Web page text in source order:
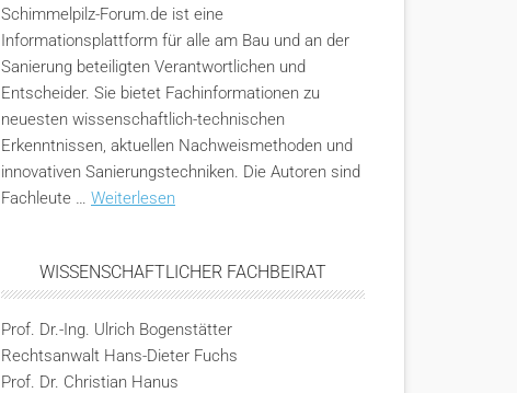
Schimmelpilz-Forum.de ist eine
Informationsplattform für alle am Bau und an der
Sanierung beteiligten Verantwortlichen und
Entscheider. Sie bietet Fachinformationen zu
neuesten wissenschaftlich-technischen
Erkenntnissen, aktuellen Nachweismethoden und
innovativen Sanierungstechniken. Die Autoren sind
Fachleute … Weiterlesen
WISSENSCHAFTLICHER FACHBEIRAT
Prof. Dr.-Ing. Ulrich Bogenstätter
Rechtsanwalt Hans-Dieter Fuchs
Prof. Dr. Christian Hanus